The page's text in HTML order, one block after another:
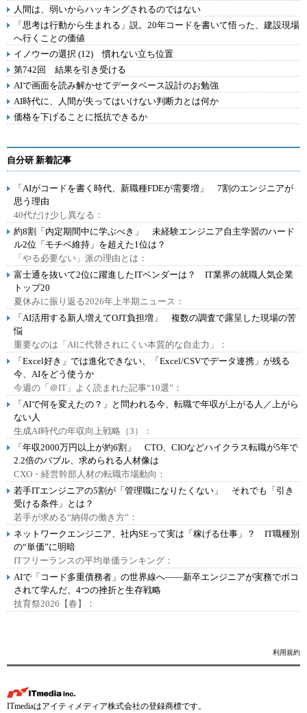
人間は、弱いからハッキングされるのではない
「思考は行動から生まれる」説。20年コードを書いて悟った、建設現場
へ行くことの価値
イノウーの選択 (12) 慣れない立ち位置
第742回 結果を引き受ける
AIで画面を読み解かせてデータベース設計のお勉強
AI時代に、人間が失ってはいけない判断力とは何か
価格を下げることに抵抗できるか
自分研 新着記事
「AIがコードを書く時代、新職種FDEが需要増」 7割のエンジニアが
思う理由
40代だけ少し異なる：
約8割「内定期間中に学ぶべき」 未経験エンジニア自主学習のハード
ル2位「モチベ維持」を超えた1位は？
「やる必要ない」派の理由とは：
富士通を抜いて2位に躍進したITベンダーは？ IT業界の就職人気企業
トップ20
夏休みに振り返る2026年上半期ニュース：
「AI活用する新人増えてOJT負担増」 複数の調査で露呈した現場の苦
悩
重要なのは「AIに代替されにくい本質的な自走力」：
「Excel好き」では進化できない、「Excel/CSVでデータ連携」が残る
今、AIをどう使うか
今週の「＠IT」よく読まれた記事“10選”：
「AIで何を変えたの？」と問われる今、転職で年収が上がる人／上がら
ない人
生成AI時代の年収向上戦略（3）：
「年収2000万円以上が約6割」 CTO、CIOなどハイクラス転職が5年で
2.2倍のバブル、求められる人材像は
CXO・経営幹部人材の転職市場動向：
若手ITエンジニアの5割が「管理職になりたくない」 それでも「引き
受ける条件」とは？
若手が求める“納得の働き方”：
ネットワークエンジニア、社内SEって実は「稼げる仕事」？ IT職種別
の“単価”に明暗
ITフリーランスの平均単価ランキング：
AIで「コード多重債務者」の世界線へ――新卒エンジニアが実務でボコ
されて学んだ、4つの挫折と生存戦略
技育祭2026【春】：
利用規約
ITmediaはアイティメディア株式会社の登録商標です。